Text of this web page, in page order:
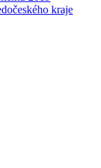
kraje